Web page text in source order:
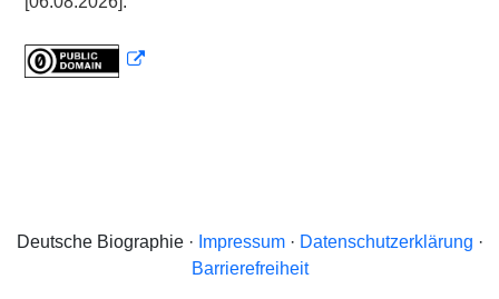
Deutsche Biographie · Impressum· Datenschutzerklärung ·
Barrierefreiheit